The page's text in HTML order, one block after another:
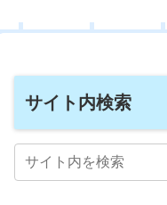
サイト内検索